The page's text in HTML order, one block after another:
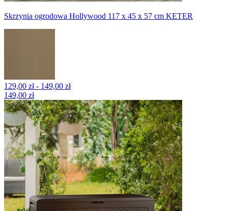
Skrzynia ogrodowa Hollywood 117 x 45 x 57 cm KETER
129,00 zł - 149,00 zł
149,00 zł